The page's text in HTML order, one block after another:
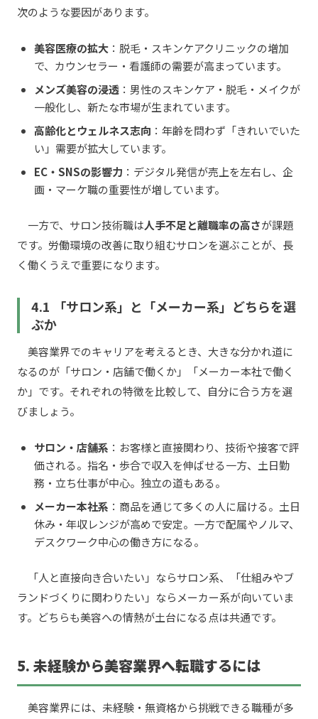
次のような要因があります。
美容医療の拡大 ：脱毛・スキンケアクリニックの増加
で、カウンセラー・看護師の需要が高まっています。
メンズ美容の浸透 ：男性のスキンケア・脱毛・メイクが
一般化し、新たな市場が生まれています。
高齢化とウェルネス志向 ：年齢を問わず「きれいでいた
い」需要が拡大しています。
EC・SNSの影響力 ：デジタル発信が売上を左右し、企
画・マーケ職の重要性が増しています。
一方で、サロン技術職は人手不足と離職率の高さが課題
です。労働環境の改善に取り組むサロンを選ぶことが、長
く働くうえで重要になります。
4.1 「サロン系」と「メーカー系」どちらを選
ぶか
美容業界でのキャリアを考えるとき、大きな分かれ道に
なるのが「サロン・店舗で働くか」「メーカー本社で働く
か」です。それぞれの特徴を比較して、自分に合う方を選
びましょう。
サロン・店舗系 ：お客様と直接関わり、技術や接客で評
価される。指名・歩合で収入を伸ばせる一方、土日勤
務・立ち仕事が中心。独立の道もある。
メーカー本社系 ：商品を通じて多くの人に届ける。土日
休み・年収レンジが高めで安定。一方で配属やノルマ、
デスクワーク中心の働き方になる。
「人と直接向き合いたい」ならサロン系、「仕組みやブ
ランドづくりに関わりたい」ならメーカー系が向いていま
す。どちらも美容への情熱が土台になる点は共通です。
5. 未経験から美容業界へ転職するには
美容業界には、未経験・無資格から挑戦できる職種が多